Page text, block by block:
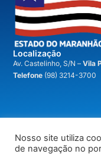
Localização
Av. Castelinho, S/N –Vila
Telefone (98) 3214-3700
Nosso site utiliza
de navegação no